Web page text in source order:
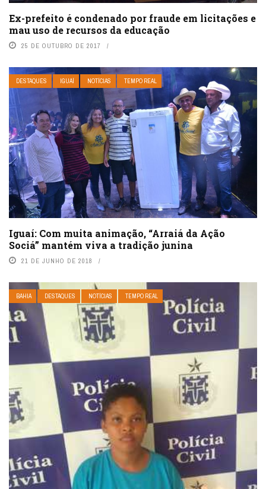
Ex-prefeito é condenado por fraude em licitações e
mau uso de recursos da educação
25 DE OUTUBRO DE 2017
DESTAQUES IGUAÍ NOTÍCIAS TEMPO REAL
Iguaí: Com muita animação, “Arraiá da Ação
Sociá” mantém viva a tradição junina
21 DE JUNHO DE 2018
BAHIA DESTAQUES NOTÍCIAS TEMPO REAL